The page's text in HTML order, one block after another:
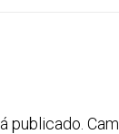
publicado.